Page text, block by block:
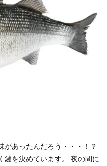
があったんだろう・・・！？
を決めています。
夜の間に